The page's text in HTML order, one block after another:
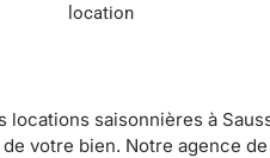
location
locations saisonnières à
votre bien. Notre agence de